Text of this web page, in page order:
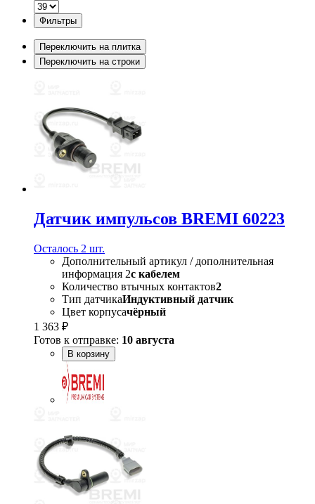
Фильтры
Переключить на плитка
Переключить на строки
Датчик импульсов BREMI 60223
Осталось 2 шт.
Дополнительный артикул / дополнительная
информация 2с кабелем
Количество втычных контактов2
Тип датчикаИндуктивный датчик
Цвет корпусачёрный
1 363 ₽
Готов к отправке: 10 августа
В корзину